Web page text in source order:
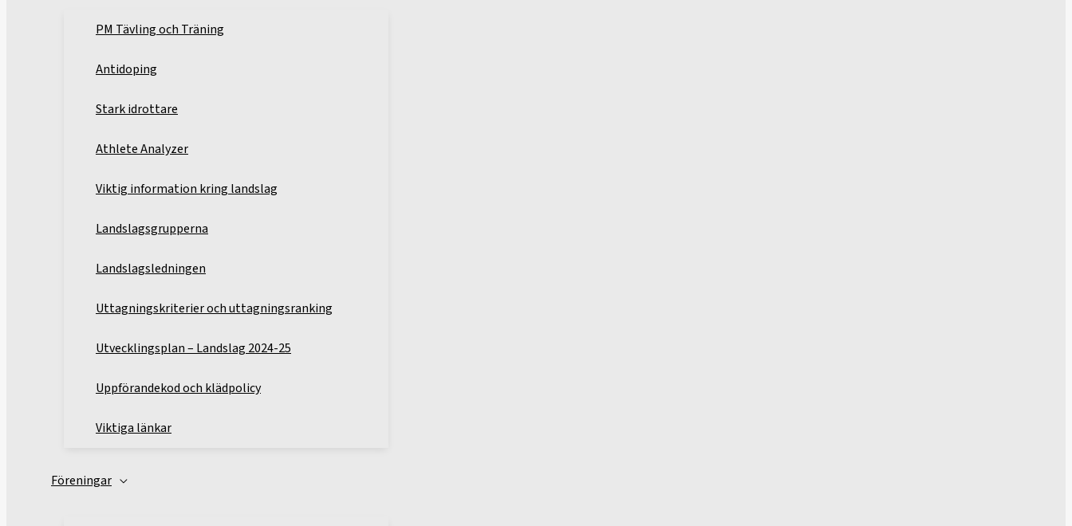
PM Tävling och Träning
Antidoping
Stark idrottare
Athlete Analyzer
Viktig information kring landslag
Landslagsgrupperna
Landslagsledningen
Uttagningskriterier och uttagningsranking
Utvecklingsplan – Landslag 2024-25
Uppförandekod och klädpolicy
Viktiga länkar
Föreningar